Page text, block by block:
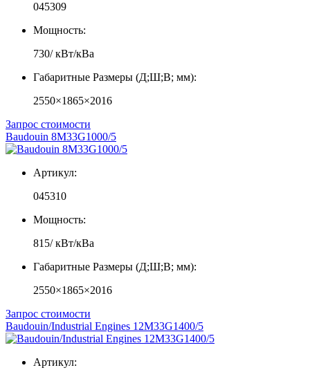
045309
Мощность:
730/ кВт/кВа
Габаритные Размеры (Д;Ш;В; мм):
2550×1865×2016
Запрос стоимости
Baudouin 8M33G1000/5
Артикул:
045310
Мощность:
815/ кВт/кВа
Габаритные Размеры (Д;Ш;В; мм):
2550×1865×2016
Запрос стоимости
Baudouin/Industrial Engines 12M33G1400/5
Артикул: